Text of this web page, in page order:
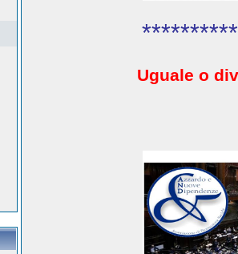
Uguale o